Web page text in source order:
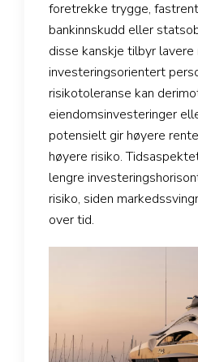
foretrekke trygge,
bankinnskudd eller
disse kanskje tilbyr lavere
investeringsorientert
risikotoleranse kan
eiendomsinvesteringer
potensielt gir høyere
høyere risiko.
lengre
risiko, siden
over tid.